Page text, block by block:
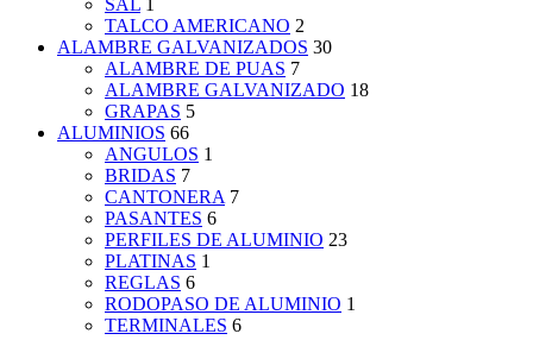
SAL 1
TALCO AMERICANO 2
ALAMBRE GALVANIZADOS 30
ALAMBRE DE PUAS 7
ALAMBRE GALVANIZADO 18
GRAPAS 5
ALUMINIOS 66
ANGULOS 1
BRIDAS 7
CANTONERA 7
PASANTES 6
PERFILES DE ALUMINIO 23
PLATINAS 1
REGLAS 6
RODOPASO DE ALUMINIO 1
TERMINALES 6